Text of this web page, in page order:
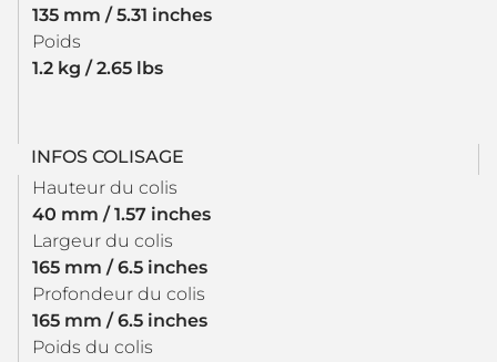
135 mm / 5.31 inches
Poids
1.2 kg / 2.65 lbs
INFOS COLISAGE
Hauteur du colis
40 mm / 1.57 inches
Largeur du colis
165 mm / 6.5 inches
Profondeur du colis
165 mm / 6.5 inches
Poids du colis